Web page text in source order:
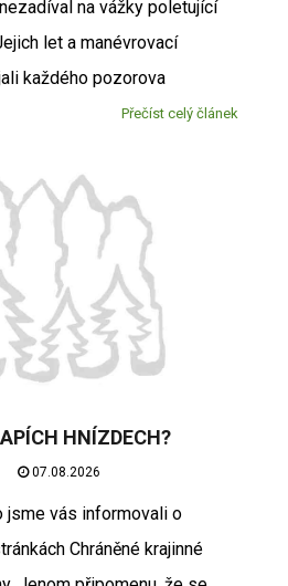
na vážky poletující
let a manévrovací
každého pozorova
Přečíst celý článek
HNÍZDECH?
07.08.2026
jsme vás informovali o
Chráněné krajinné